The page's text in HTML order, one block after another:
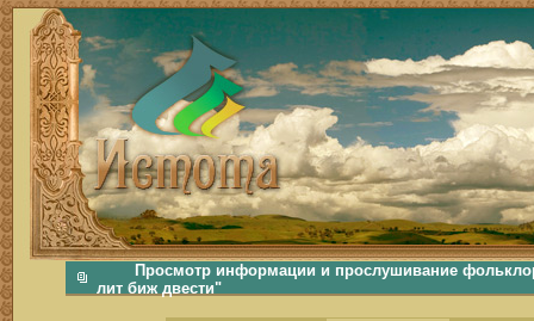
фольклорная музыка, фольклор хороводы бабушки русские народные песни послушать скачать каталог фольклора Скачать Поиск музыки, поиск фольклора, искать песни, как пели
Просмотр информации и прослушивание
лит биж двести"